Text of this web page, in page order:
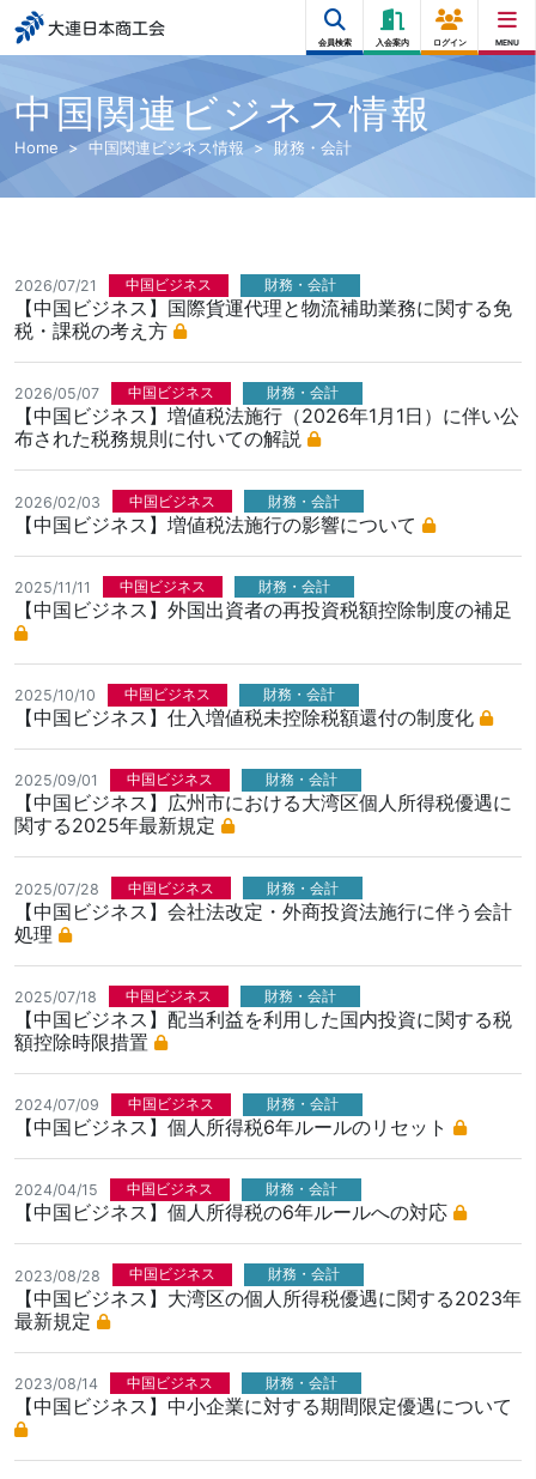
大連日本商工会
会員検索 入会案内 ログイン MENU
中国関連ビジネス情報
Home 中国関連ビジネス情報 財務・会計
2026/07/21 中国ビジネス 財務・会計
【中国ビジネス】国際貨運代理と物流補助業務に関する免
税・課税の考え方
2026/05/07 中国ビジネス 財務・会計
【中国ビジネス】増値税法施行（2026年1月1日）に伴い公
布された税務規則に付いての解説
2026/02/03 中国ビジネス 財務・会計
【中国ビジネス】増値税法施行の影響について
2025/11/11 中国ビジネス 財務・会計
【中国ビジネス】外国出資者の再投資税額控除制度の補足
2025/10/10 中国ビジネス 財務・会計
【中国ビジネス】仕入増値税未控除税額還付の制度化
2025/09/01 中国ビジネス 財務・会計
【中国ビジネス】広州市における大湾区個人所得税優遇に
関する2025年最新規定
2025/07/28 中国ビジネス 財務・会計
【中国ビジネス】会社法改定・外商投資法施行に伴う会計
処理
2025/07/18 中国ビジネス 財務・会計
【中国ビジネス】配当利益を利用した国内投資に関する税
額控除時限措置
2024/07/09 中国ビジネス 財務・会計
【中国ビジネス】個人所得税6年ルールのリセット
2024/04/15 中国ビジネス 財務・会計
【中国ビジネス】個人所得税の6年ルールへの対応
2023/08/28 中国ビジネス 財務・会計
【中国ビジネス】大湾区の個人所得税優遇に関する2023年
最新規定
2023/08/14 中国ビジネス 財務・会計
【中国ビジネス】中小企業に対する期間限定優遇について